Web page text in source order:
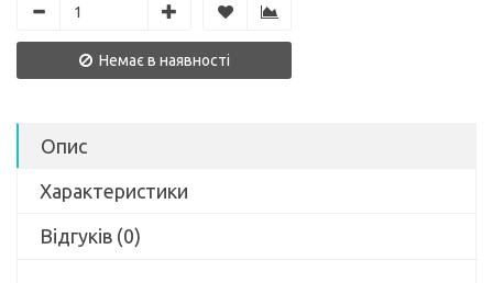
Немає в наявності
Опис
Характеристики
Відгуків (0)